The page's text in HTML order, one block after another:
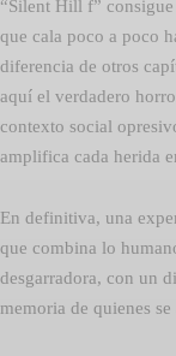
“Silent Hill f”
que cala poco a poco
diferencia de otros
aquí el verdadero
contexto social
amplifica cada herida
En definitiva, una
que combina lo
desgarradora, con un
memoria de quienes